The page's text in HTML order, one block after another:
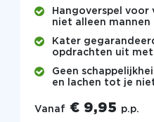
Hangoverspel
niet alleen mannen
Kater
opdrachten uit met
Geen
en lachen tot je
Vanaf € 9,95 p.p.